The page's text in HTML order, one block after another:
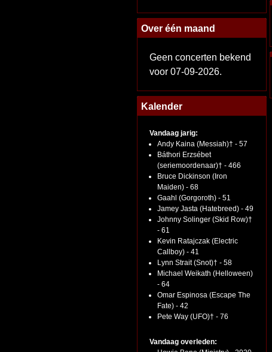
Over één maand
Geen concerten bekend
voor 07-09-2026.
Kalender
Vandaag jarig:
Andy Kaina (Messiah)† - 57
Báthori Erzsébet
(seriemoordenaar)† - 466
Bruce Dickinson (Iron
Maiden) - 68
Gaahl (Gorgoroth) - 51
Jamey Jasta (Hatebreed) - 49
Johnny Solinger (Skid Row)†
- 61
Kevin Ratajczak (Electric
Callboy) - 41
Lynn Strait (Snot)† - 58
Michael Weikath (Helloween)
- 64
Omar Espinosa (Escape The
Fate) - 42
Pete Way (UFO)† - 76
Vandaag overleden: